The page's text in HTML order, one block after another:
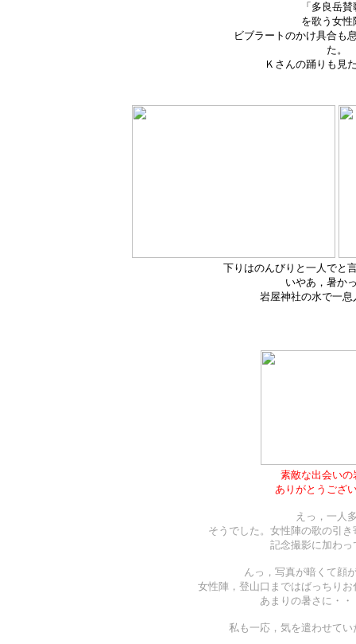
「多良岳
を歌う女性
ビブラートのかけ具合も
た。
Ｋさんの踊りも見
下りはのんびりと一人でと
いやあ，暑か
岩屋神社の水で一息
素敵な出会いの
ありがとうござ
えっ，一人
そうでした。女性陣の歌の引
記念撮影に加わっ
んっ，写真が暗くて顔
女性陣，登山口まではばっちり
あまりの暑さに・
私も一応，気を遣わせて